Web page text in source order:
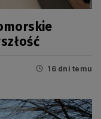
16 dni temu